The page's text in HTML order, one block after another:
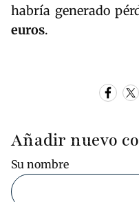
habría generado
euros.
Añadir nuevo
Su nombre